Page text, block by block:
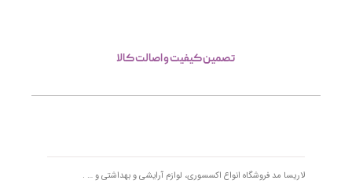
تصمین کیفیت و اصالت کالا